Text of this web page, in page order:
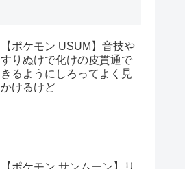
【ポケモン USUM】音技や
すりぬけで化けの皮貫通で
きるようにしろってよく見
かけるけど
【ポケモン サンムーン】リ